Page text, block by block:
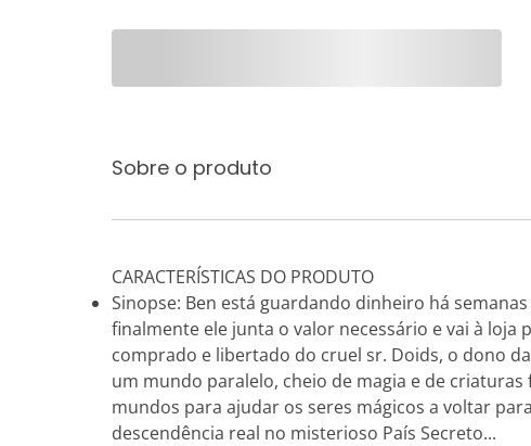
Sobre o produto
CARACTERÍSTICAS DO PRODUTO
Sinopse: Ben está guardando dinheiro há
finalmente ele junta o valor necessário e vai à
comprado e libertado do cruel sr. Doids, o dono
um mundo paralelo, cheio de magia e de
mundos para ajudar os seres mágicos a voltar
descendência real no misterioso País Secreto...